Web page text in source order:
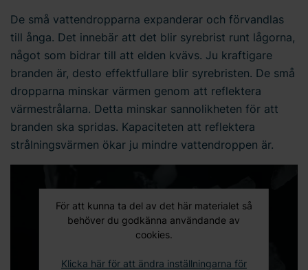
De små vattendropparna expanderar och förvandlas
till ånga. Det innebär att det blir syrebrist runt lågorna,
något som bidrar till att elden kvävs. Ju kraftigare
branden är, desto effektfullare blir syrebristen. De små
dropparna minskar värmen genom att reflektera
värmestrålarna. Detta minskar sannolikheten för att
branden ska spridas. Kapaciteten att reflektera
strålningsvärmen ökar ju mindre vattendroppen är.
För att kunna ta del av det här materialet så
behöver du godkänna användande av
cookies.
Klicka här för att ändra inställningarna för